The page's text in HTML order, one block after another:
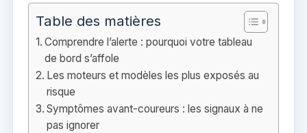
Table des matières
Comprendre l’alerte : pourquoi votre tableau
de bord s’affole
Les moteurs et modèles les plus exposés au
risque
Symptômes avant-coureurs : les signaux à ne
pas ignorer